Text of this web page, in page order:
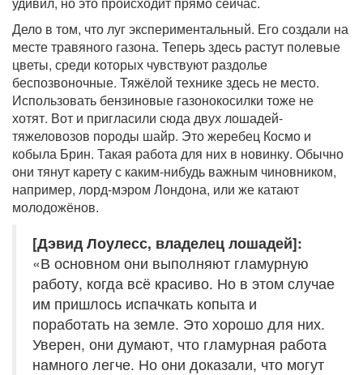
Дело в том, что луг экспериментальный. Его создали на
месте травяного газона. Теперь здесь растут полевые
цветы, среди которых чувствуют раздолье
беспозвоночные. Тяжёлой технике здесь не место.
Использовать бензиновые газонокосилки тоже не
хотят. Вот и пригласили сюда двух лошадей-
тяжеловозов породы шайр. Это жеребец Космо и
кобыла Брин. Такая работа для них в новинку. Обычно
они тянут карету с каким-нибудь важным чиновником,
например, лорд-мэром Лондона, или же катают
молодожёнов.
[Дэвид Лоулесс, владелец лошадей]:
«В основном они выполняют гламурную
работу, когда всё красиво. Но в этом случае
им пришлось испачкать копыта и
поработать на земле. Это хорошо для них.
Уверен, они думают, что гламурная работа
намного легче. Но они доказали, что могут